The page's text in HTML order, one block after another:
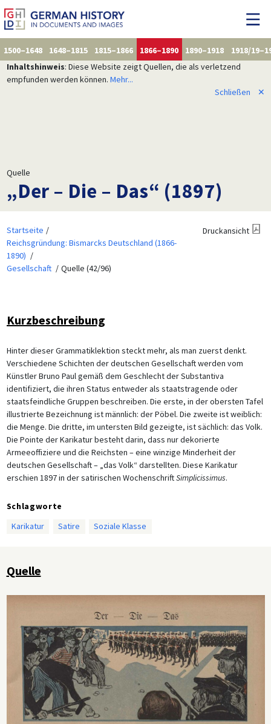
1500–1648 1648–1815 1815–1866 1866–1890 1890–1918
1918/
Inhaltshinweis: Diese Website zeigt Quellen, die als verletzend
empfunden werden können. Mehr...
Schließen
✕
Quelle
„Der – Die – Das“ (1897)
Startseite
Reichsgründung: Bismarcks Deutschland (1866-
1890)
Gesellschaft
Quelle (42/96)
Druckansicht
Kurzbeschreibung
Hinter dieser Grammatiklektion steckt mehr, als man zuerst denkt.
Verschiedene Schichten der deutschen Gesellschaft werden vom
Künstler Bruno Paul gemäß dem Geschlecht der Substantiva
identifiziert, die ihren Status entweder als staatstragende oder
staatsfeindliche Gruppen beschreiben. Die erste, in der obersten Tafel
illustrierte Bezeichnung ist männlich: der Pöbel. Die zweite ist weiblich:
die Menge. Die dritte, im untersten Bild gezeigte, ist sächlich: das Volk.
Die Pointe der Karikatur besteht darin, dass nur dekorierte
Armeeoffiziere und die Reichsten – eine winzige Minderheit der
deutschen Gesellschaft – „das Volk“ darstellten. Diese Karikatur
erschien 1897 in der satirischen WochenschriftSimplicissimus.
Schlagworte
Karikatur
Satire Soziale Klasse
Quelle